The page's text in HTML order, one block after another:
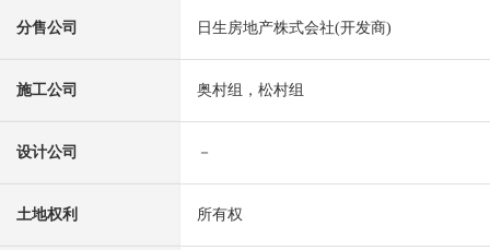
分售公司 日生房地产株式会社(开发商)
施工公司 奥村组，松村组
设计公司 －
土地权利 所有权